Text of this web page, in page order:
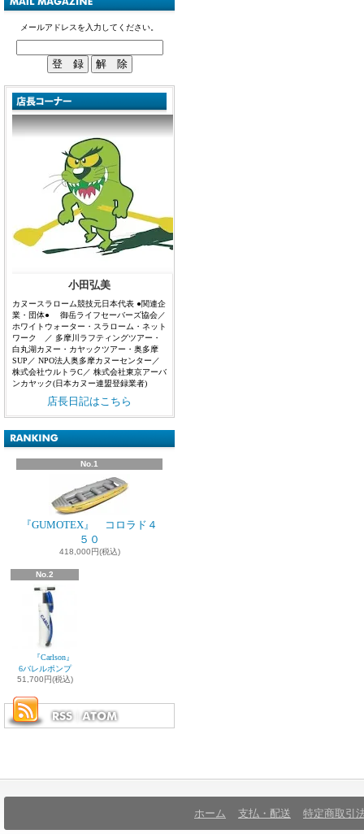
メールアドレスを入力してください。
小田弘美
カヌースラローム競技元日本代表 ●関連企
業・団体● 御岳ライフセーバーズ協会／
ホワイトウォーター・スラローム・ネット
ワーク ／ 多摩川ラフティングツアー・
白丸湖カヌー・カヤックツアー・奥多摩
SUP／ NPO法人奥多摩カヌーセンター／
株式会社ウルトラC／ 株式会社東京アーバ
ンカヤック(日本カヌー連盟登録業者)
店長日記はこちら
No.1
『GUMOTEX』 コロラド４
５０
418,000円(税込)
No.2
『Carlson』
6バレルポンプ
51,700円(税込)
ホーム 支払・配送 特定商取引